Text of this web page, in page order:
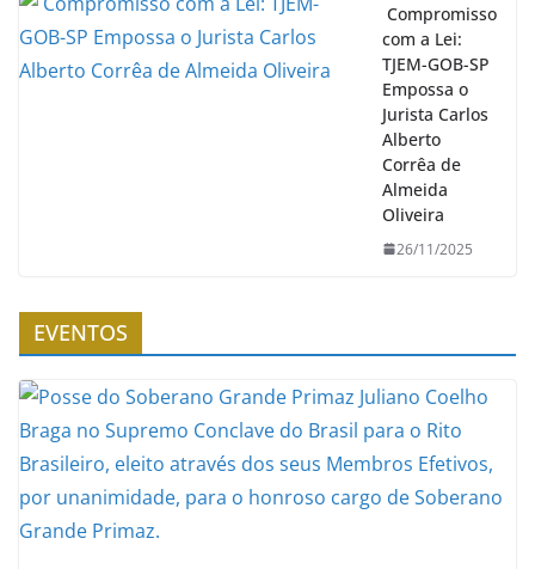
Compromisso
com a Lei:
TJEM-GOB-SP
Empossa o
Jurista Carlos
Alberto
Corrêa de
Almeida
Oliveira
26/11/2025
EVENTOS